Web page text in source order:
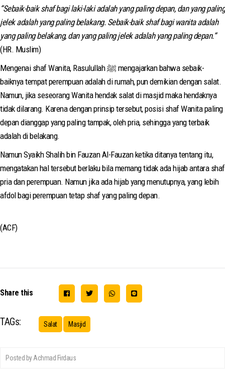
“Sebaik-baik shaf bagi laki-laki adalah yang paling depan, dan yang paling
jelek adalah yang paling belakang. Sebaik-baik shaf bagi wanita adalah
yang paling belakang, dan yang paling jelek adalah yang paling depan.“
(HR. Muslim)
Mengenai shaf Wanita, Rasulullah ﷺ mengajarkan bahwa sebaik-
baiknya tempat perempuan adalah di rumah, pun demikian dengan salat.
Namun, jika seseorang Wanita hendak salat di masjid maka hendaknya
tidak dilarang. Karena dengan prinsip tersebut, posisi shaf Wanita paling
depan dianggap yang paling tampak, oleh pria, sehingga yang terbaik
adalah di belakang.
Namun Syaikh Shalih bin Fauzan Al-Fauzan ketika ditanya tentang itu,
mengatakan hal tersebut berlaku bila memang tidak ada hijab antara shaf
pria dan perempuan. Namun jika ada hijab yang menutupnya, yang lebih
afdol bagi perempuan tetap shaf yang paling depan.
(ACF)
Share this
TAGs: Salat Masjid
Posted by Achmad Firdaus